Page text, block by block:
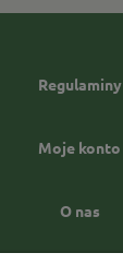
Regulaminy
Moje konto
O nas